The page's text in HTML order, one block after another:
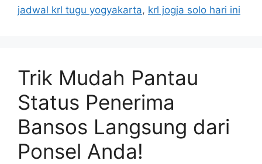
jadwal krl tugu yogyakarta, krl jogja solo hari ini
Trik Mudah Pantau
Status Penerima
Bansos Langsung dari
Ponsel Anda!